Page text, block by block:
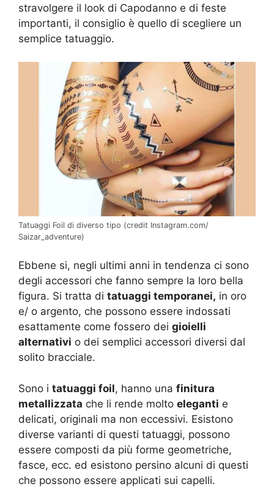
stravolgere il look di Capodanno e di feste
importanti, il consiglio è quello di scegliere un
semplice tatuaggio.
Tatuaggi Foil di diverso tipo (credit Instagram.com/
Saizar_adventure)
Ebbene si, negli ultimi anni in tendenza ci sono
degli accessori che fanno sempre la loro bella
figura. Si tratta di tatuaggi temporanei, in oro
e/ o argento, che possono essere indossati
esattamente come fossero dei gioielli
alternativi o dei semplici accessori diversi dal
solito bracciale.
Sono i tatuaggi foil, hanno una finitura
metallizzata che li rende molto eleganti e
delicati, originali ma non eccessivi. Esistono
diverse varianti di questi tatuaggi, possono
essere composti da più forme geometriche,
fasce, ecc. ed esistono persino alcuni di questi
che possono essere applicati sui capelli.